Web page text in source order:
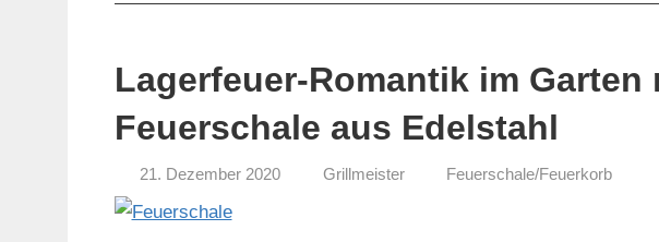
Lagerfeuer-Romantik im Garten
Feuerschale aus Edelstahl
21. Dezember 2020 Grillmeister Feuerschale/Feuerkorb